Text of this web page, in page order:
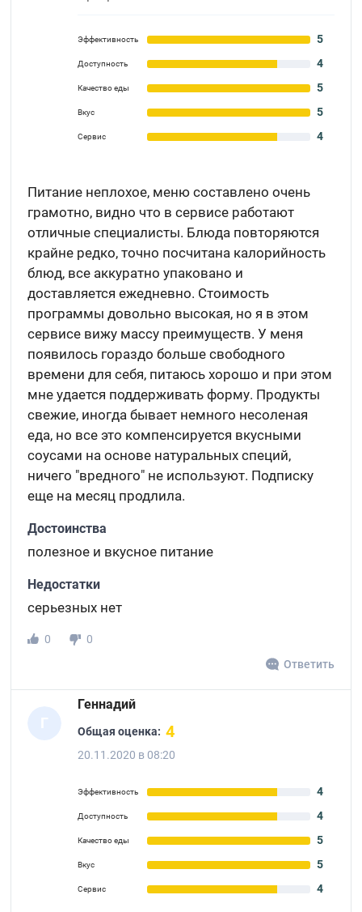
Эффективность 5
Доступность 4
Качество еды 5
Вкус 5
Сервис 4
Питание неплохое, меню составлено очень
грамотно, видно что в сервисе работают
отличные специалисты. Блюда повторяются
крайне редко, точно посчитана калорийность
блюд, все аккуратно упаковано и
доставляется ежедневно. Стоимость
программы довольно высокая, но я в этом
сервисе вижу массу преимуществ. У меня
появилось гораздо больше свободного
времени для себя, питаюсь хорошо и при этом
мне удается поддерживать форму. Продукты
свежие, иногда бывает немного несоленая
еда, но все это компенсируется вкусными
соусами на основе натуральных специй,
ничего "вредного" не используют. Подписку
еще на месяц продлила.
Достоинства
полезное и вкусное питание
Недостатки
серьезных нет
0
0
Ответить
Г
Геннадий
Общая оценка: 4
20.11.2020 в 08:20
Эффективность 4
Доступность 4
Качество еды 5
Вкус 5
Сервис 4